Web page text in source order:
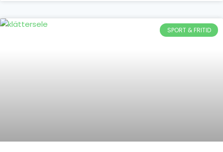
SPORT & FRITID